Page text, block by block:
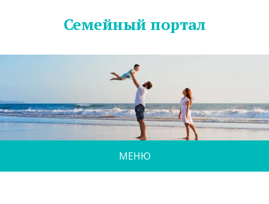
Семейный портал
МЕНЮ